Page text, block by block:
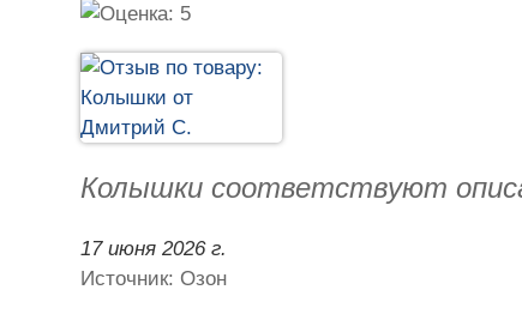
Колышки соответствуют
17 июня 2026 г.
Источник: Озон